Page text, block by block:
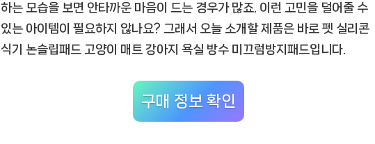
이
를
위
적
의
하는 모습을 보면 안타까운 마음이 드는 경우가 많죠. 이런 고민을 덜어줄 수
있는 아이템이 필요하지 않나요? 그래서 오늘 소개할 제품은 바로 펫 실리콘
식기 논슬립패드 고양이 매트 강아지 욕실 방수 미끄럼방지패드입니다.
구매 정보 확인